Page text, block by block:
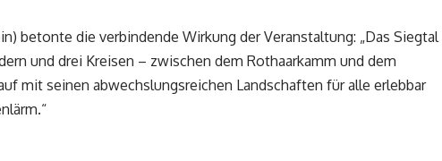
betonte die verbindende Wirkung der Veranstaltung: „Das Siegtal
und drei Kreisen – zwischen dem Rothaarkamm und dem
mit seinen abwechslungsreichen Landschaften für alle erlebbar